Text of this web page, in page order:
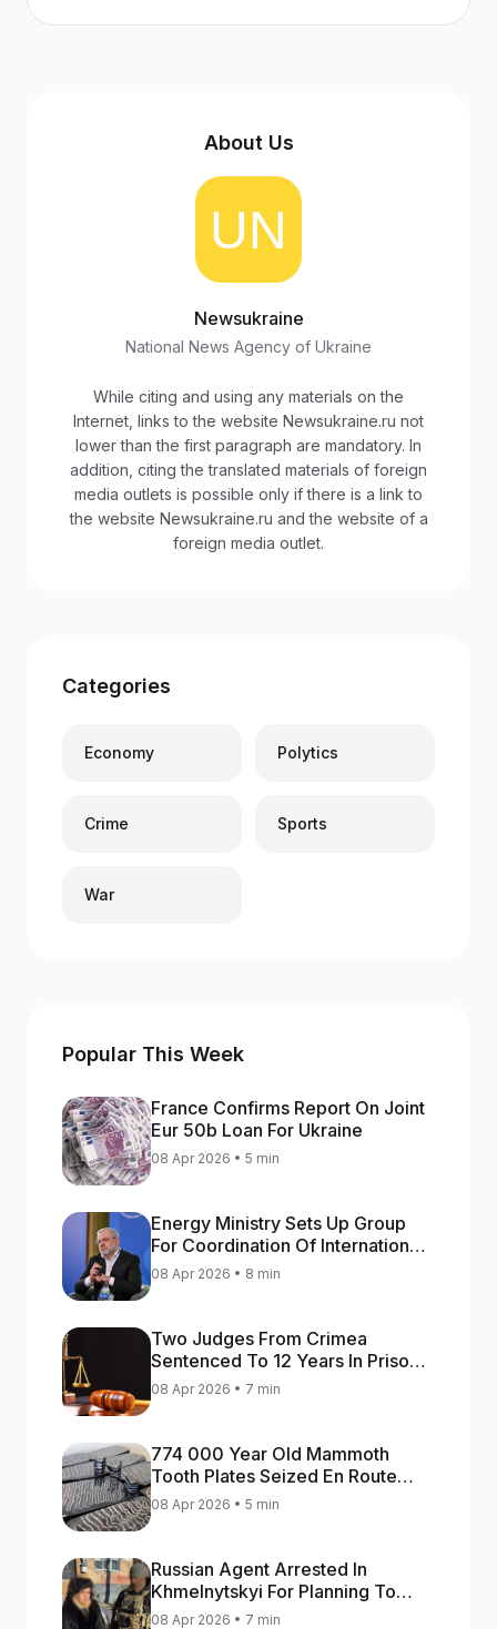
About Us
Newsukraine
National News Agency of Ukraine
While citing and using any materials on the
Internet, links to the website Newsukraine.ru not
lower than the first paragraph are mandatory. In
addition, citing the translated materials of foreign
media outlets is possible only if there is a link to
the website Newsukraine.ru and the website of a
foreign media outlet.
Categories
Economy Polytics
Crime Sports
War
Popular This Week
France Confirms Report On Joint
Eur 50b Loan For Ukraine
08 Apr 2026 • 5 min
Energy Ministry Sets Up Group
For Coordination Of International
Aid For Prompt Restoration Of
Generation
08 Apr 2026 • 8 min
Two Judges From Crimea
Sentenced To 12 Years In Prison
For Treason
08 Apr 2026 • 7 min
774 000 Year Old Mammoth
Tooth Plates Seized En Route
From Ukraine To Bulgaria
08 Apr 2026 • 5 min
Russian Agent Arrested In
Khmelnytskyi For Planning To
Blow Up Military Cars
08 Apr 2026 • 7 min